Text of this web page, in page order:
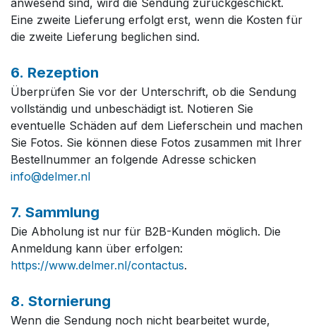
Eine zweite Lieferung erfolgt erst, wenn die Kosten für
die zweite Lieferung beglichen sind.
6. Rezeption
Überprüfen Sie vor der Unterschrift, ob die Sendung
vollständig und unbeschädigt ist. Notieren Sie
eventuelle Schäden auf dem Lieferschein und machen
Sie Fotos. Sie können diese Fotos zusammen mit Ihrer
Bestellnummer an folgende Adresse schicken
info@delmer.nl
7. Sammlung
Die Abholung ist nur für B2B-Kunden möglich. Die
Anmeldung kann über erfolgen:
https://www.delmer.nl/contactus.
8. Stornierung
Wenn die Sendung noch nicht bearbeitet wurde,